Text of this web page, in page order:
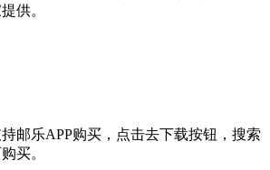
供。
邮乐APP购买，点击去下载按钮，搜索
买。